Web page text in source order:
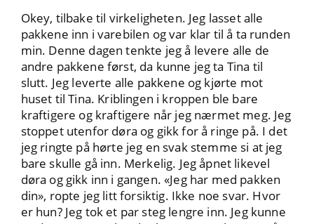
Okey, tilbake til virkeligheten. Jeg lasset alle
pakkene inn i varebilen og var klar til å ta runden
min. Denne dagen tenkte jeg å levere alle de
andre pakkene først, da kunne jeg ta Tina til
slutt. Jeg leverte alle pakkene og kjørte mot
huset til Tina. Kriblingen i kroppen ble bare
kraftigere og kraftigere når jeg nærmet meg. Jeg
stoppet utenfor døra og gikk for å ringe på. I det
jeg ringte på hørte jeg en svak stemme si at jeg
bare skulle gå inn. Merkelig. Jeg åpnet likevel
døra og gikk inn i gangen. «Jeg har med pakken
din», ropte jeg litt forsiktig. Ikke noe svar. Hvor
er hun? Jeg tok et par steg lengre inn. Jeg kunne